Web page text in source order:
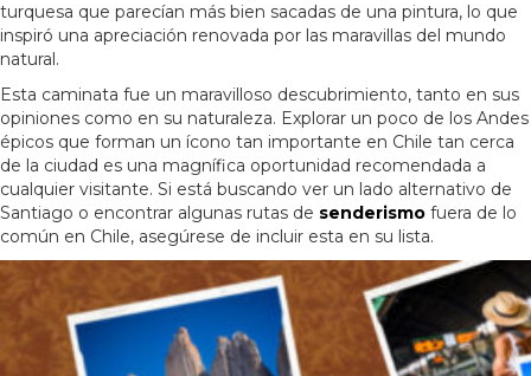
turquesa que parecían más bien sacadas de una pintura, lo que
inspiró una apreciación renovada por las maravillas del mundo
natural.
Esta caminata fue un maravilloso descubrimiento, tanto en sus
opiniones como en su naturaleza. Explorar un poco de los Andes
épicos que forman un ícono tan importante en Chile tan cerca
de la ciudad es una magnífica oportunidad recomendada a
cualquier visitante. Si está buscando ver un lado alternativo de
Santiago o encontrar algunas rutas de senderismo fuera de lo
común en Chile, asegúrese de incluir esta en su lista.